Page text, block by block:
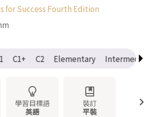
for Success Fourth Edition
C1+ C2 Elementary Intermediate
學習目標語
英語
裝訂
平裝